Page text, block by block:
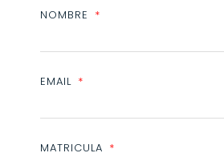
NOMBRE
EMAIL
MATRICULA